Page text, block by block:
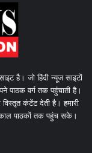
है। जो हिंदी न्यूज साइटों
पाठक वर्ग तक पहुंचाती है।
कंटेंट देती है। हमारी
पाठकों तक पहुंच सके।